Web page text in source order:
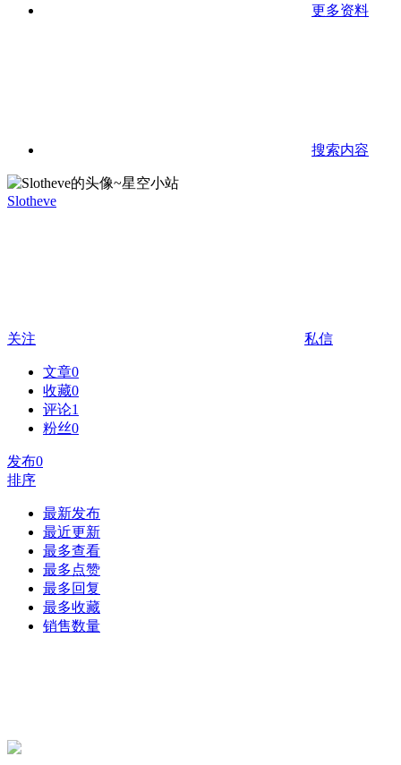
更多资料
搜索内容
Slotheve
关注 私信
文章0
收藏0
评论1
粉丝0
发布0
排序
最新发布
最近更新
最多查看
最多点赞
最多回复
最多收藏
销售数量